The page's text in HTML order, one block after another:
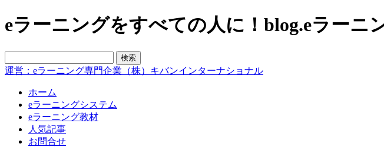
eラーニングをすべての人に！blog.eラーニ
運営：eラーニング専門企業（株）キバンインターナショナル
ホーム
eラーニングシステム
eラーニング教材
人気記事
お問合せ